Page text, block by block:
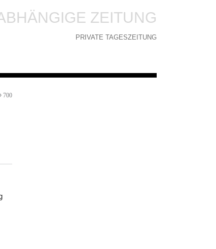
ZEITUNG
PRIVATE TAGESZEITUNG
700